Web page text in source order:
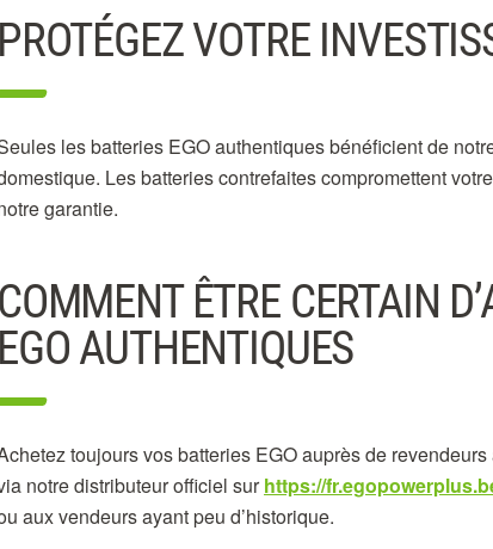
PROTÉGEZ VOTRE
les batteries EGO authentiques bénéficient de
Les batteries contrefaites compromettent
garantie.
COMMENT ÊTRE CERTAIN
EGO AUTHENTIQUES
toujours vos batteries EGO auprès de
notre distributeur officiel surhttps://
aux vendeurs ayant peu d’historique.